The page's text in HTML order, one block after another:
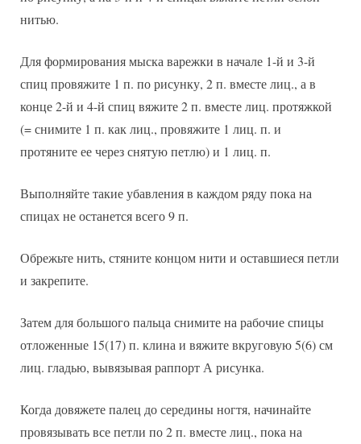
нитью.
Для формирования мыска варежки в начале 1-й и 3-й
спиц провяжите 1 п. по рисунку, 2 п. вместе лиц., а в
конце 2-й и 4-й спиц вяжите 2 п. вместе лиц. протяжкой
(= снимите 1 п. как лиц., провяжите 1 лиц. п. и
протяните ее через снятую петлю) и 1 лиц. п.
Выполняйте такие убавления в каждом ряду пока на
спицах не останется всего 9 п.
Обрежьте нить, стяните концом нити и оставшиеся петли
и закрепите.
Затем для большого пальца снимите на рабочие спицы
отложенные 15(17) п. клина и вяжите вкруговую 5(6) см
лиц. гладью, вывязывая раппорт А рисунка.
Когда довяжете палец до середины ногтя, начинайте
провязывать все петли по 2 п. вместе лиц., пока на